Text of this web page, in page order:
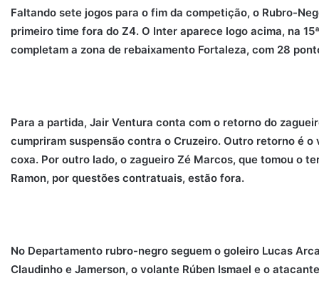
Faltando sete jogos para o fim da competição, o Rubro-
primeiro time fora do Z4. O Inter aparece logo acima, na
completam a zona de rebaixamento Fortaleza, com 28
Para a partida, Jair Ventura conta com o retorno do
cumpriram suspensão contra o Cruzeiro. Outro retorno é
coxa. Por outro lado, o zagueiro Zé Marcos, que tomou o
Ramon, por questões contratuais, estão fora.
No Departamento rubro-negro seguem o goleiro Lucas
Claudinho e Jamerson, o volante Rúben Ismael e o